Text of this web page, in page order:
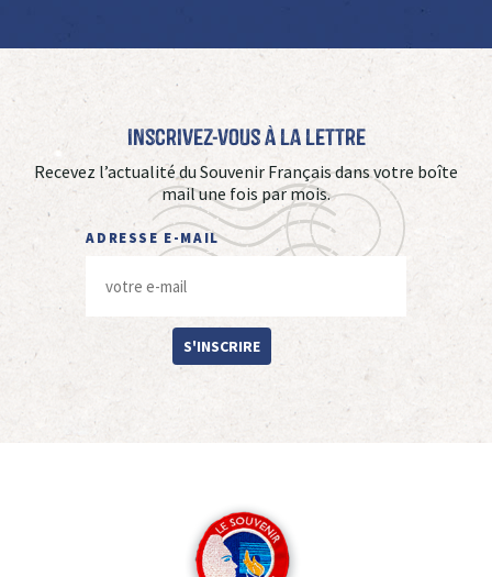
Inscrivez-vous à La Lettre
Recevez l’actualité du Souvenir Français dans votre boîte
mail une fois par mois.
ADRESSE E-MAIL
S'INSCRIRE